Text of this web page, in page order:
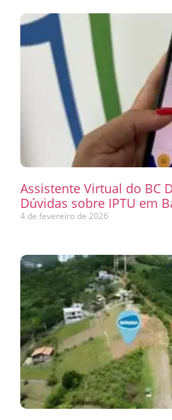
Assistente Virtual do BC
Dúvidas sobre IPTU em
4 de fevereiro de 2026